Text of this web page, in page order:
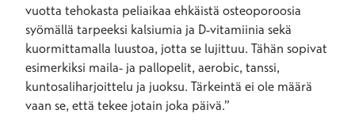
vuotta tehokasta peliaikaa ehkäistä osteoporoosia
syömällä tarpeeksi kalsiumia ja D-vitamiinia sekä
kuormittamalla luustoa, jotta se lujittuu. Tähän sopivat
esimerkiksi maila- ja pallopelit, aerobic, tanssi,
kuntosaliharjoittelu ja juoksu. Tärkeintä ei ole määrä
vaan se, että tekee jotain joka päivä.”